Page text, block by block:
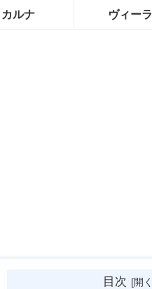
カルナ ヴィーラ
目次